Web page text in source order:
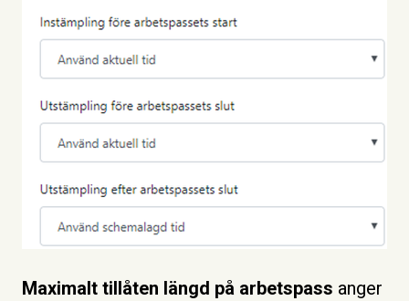
Maximalt tillåten längd på arbetspass anger